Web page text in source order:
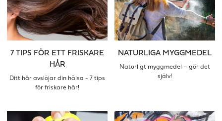
7 TIPS FÖR ETT FRISKARE
HÅR
Ditt hår avslöjar din hälsa - 7 tips
för friskare hår!
NATURLIGA MYGGMEDEL
Naturligt myggmedel – gör det
själv!